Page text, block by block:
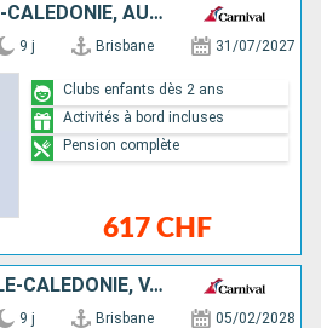
VANUATU, NOUVELLE-CALÉDONIE, AUSTRALIE
9 j Brisbane 31/07/2027
617 CHF
Clubs enfants dès 2 ans
Activités à bord incluses
Pension complète
AUSTRALIE, NOUVELLE-CALÉDONIE, VANUATU
9 j Brisbane 05/02/2028